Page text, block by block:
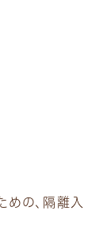
めの、隔離入